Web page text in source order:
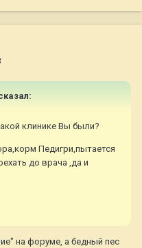
клинике Вы были?
Педигри,пытается
до врача ,да и
на форуме, а бедный пес